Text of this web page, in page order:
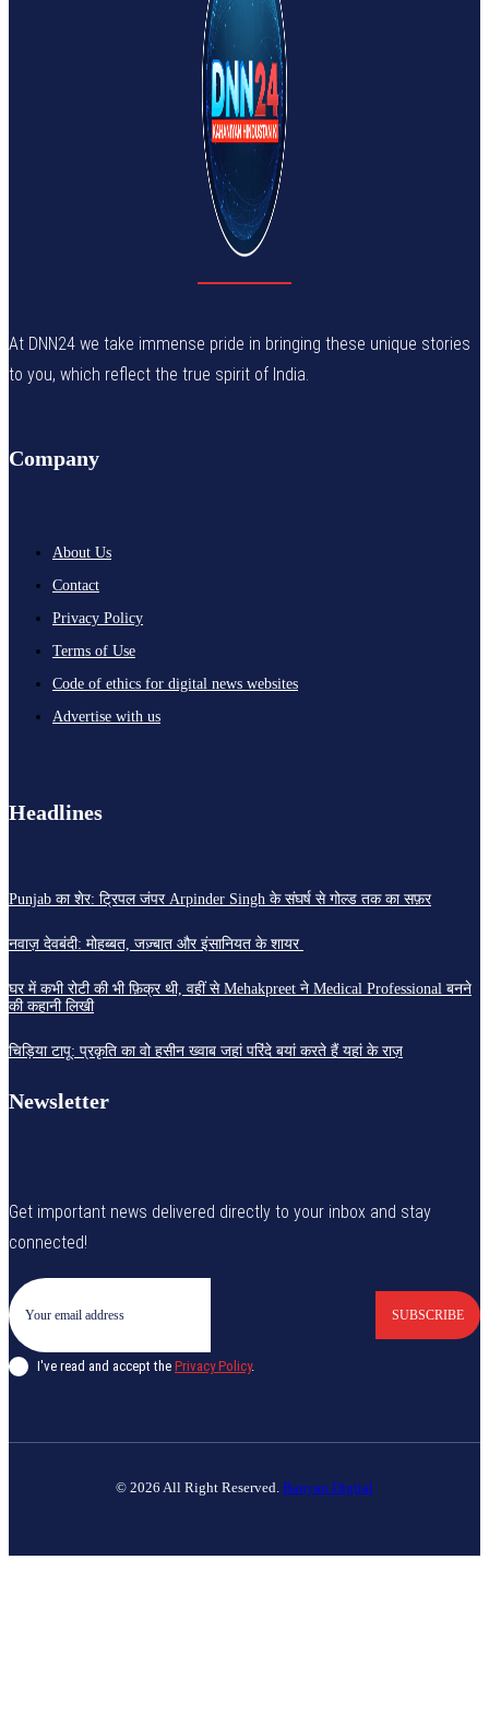
At DNN24 we take immense pride in bringing these unique stories
to you, which reflect the true spirit of India.
Company
About Us
Contact
Privacy Policy
Terms of Use
Code of ethics for digital news websites
Advertise with us
Headlines
Punjab का शेर: ट्रिपल जंपर Arpinder Singh के संघर्ष से गोल्ड तक का सफ़र
नवाज़ देवबंदी: मोहब्बत, जज़्बात और इंसानियत के शायर
घर में कभी रोटी की भी फ़िक्र थी, वहीं से Mehakpreet ने Medical Professional बनने
की कहानी लिखी
चिड़िया टापू: प्रकृति का वो हसीन ख्वाब जहां परिंदे बयां करते हैं यहां के राज़
Newsletter
Get important news delivered directly to your inbox and stay
connected!
SUBSCRIBE
I've read and accept the Privacy Policy.
© 2026 All Right Reserved. Banyan Digital